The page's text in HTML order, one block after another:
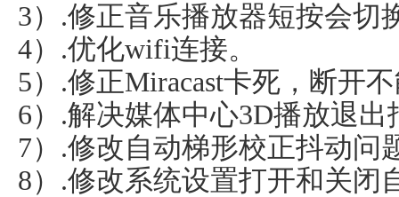
3）.修正音乐播放器短按会切
4）.优化wifi连接。
5）.修正Miracast卡死，断开
6）.解决媒体中心3D播放退出
7）.修改自动梯形校正抖动问
8）.修改系统设置打开和关闭